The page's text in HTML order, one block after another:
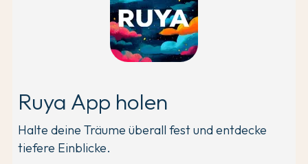
Ruya App holen
Halte deine Träume überall fest und entdecke
tiefere Einblicke.